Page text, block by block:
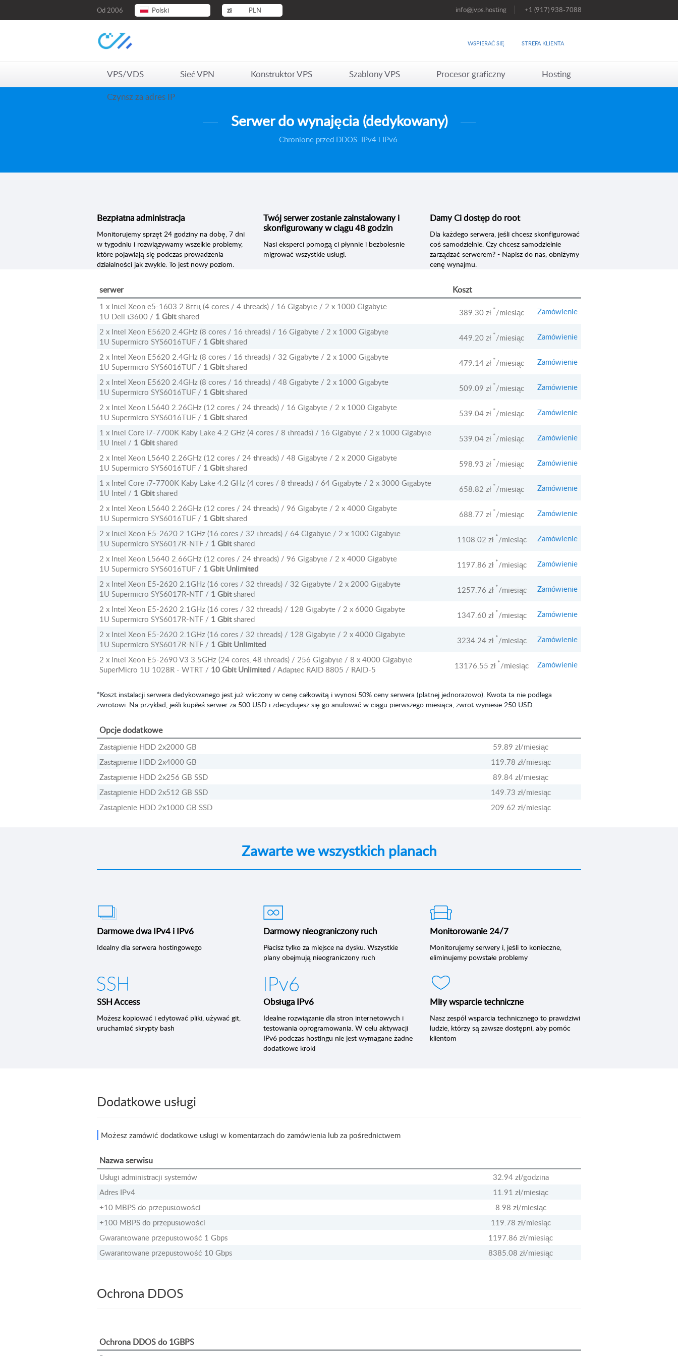
Od 2006 Polski zł PLN info@jvps.hosting +1 (917) 938-7088
WSPIERAĆ SIĘ STREFA KLIENTA
VPS/VDS Sieć VPN Konstruktor VPS Szablony VPS Procesor graficzny
Hosting
Czynsz za adres IP
Serwer do wynajęcia (dedykowany)
Chronione przed DDOS. IPv4 i IPv6.
Bezpłatna administracja
Monitorujemy sprzęt 24 godziny na dobę, 7 dni
w tygodniu i rozwiązywamy wszelkie problemy,
które pojawiają się podczas prowadzenia
działalności jak zwykle. To jest nowy poziom.
Twój serwer zostanie zainstalowany i
skonfigurowany w ciągu 48 godzin
Nasi eksperci pomogą ci płynnie i bezbolesnie
migrować wszystkie usługi.
Damy Ci dostęp do root
Dla każdego serwera, jeśli chcesz skonfigurować
coś samodzielnie. Czy chcesz samodzielnie
zarządzać serwerem? - Napisz do nas, obniżymy
cenę wynajmu.
serwer Koszt
1 x Intel Xeon e5-1603 2.8ггц (4 cores / 4 threads) / 16 Gigabyte / 2 x 1000 Gigabyte
1U Dell t3600 / 1 Gbitshared 389.30 zł */miesiąc
Zamówienie
2 x Intel Xeon E5620 2.4GHz (8 cores / 16 threads) / 16 Gigabyte / 2 x 1000 Gigabyte
1U Supermicro SYS6016TUF / 1 Gbitshared 449.20 zł */miesiąc
Zamówienie
2 x Intel Xeon E5620 2.4GHz (8 cores / 16 threads) / 32 Gigabyte / 2 x 1000 Gigabyte
1U Supermicro SYS6016TUF / 1 Gbitshared 479.14 zł */miesiąc
Zamówienie
2 x Intel Xeon E5620 2.4GHz (8 cores / 16 threads) / 48 Gigabyte / 2 x 1000 Gigabyte
1U Supermicro SYS6016TUF / 1 Gbitshared 509.09 zł */miesiąc
Zamówienie
2 x Intel Xeon L5640 2.26GHz (12 cores / 24 threads) / 16 Gigabyte / 2 x 1000 Gigabyte
1U Supermicro SYS6016TUF / 1 Gbitshared 539.04 zł */miesiąc
Zamówienie
1 x Intel Core i7-7700K Kaby Lake 4.2 GHz (4 cores / 8 threads) / 16 Gigabyte / 2 x 1000 Gigabyte
1U Intel / 1 Gbitshared 539.04 zł */miesiąc
Zamówienie
2 x Intel Xeon L5640 2.26GHz (12 cores / 24 threads) / 48 Gigabyte / 2 x 2000 Gigabyte
1U Supermicro SYS6016TUF / 1 Gbitshared 598.93 zł */miesiąc
Zamówienie
1 x Intel Core i7-7700K Kaby Lake 4.2 GHz (4 cores / 8 threads) / 64 Gigabyte / 2 x 3000 Gigabyte
1U Intel / 1 Gbitshared 658.82 zł */miesiąc
Zamówienie
2 x Intel Xeon L5640 2.26GHz (12 cores / 24 threads) / 96 Gigabyte / 2 x 4000 Gigabyte
1U Supermicro SYS6016TUF / 1 Gbitshared 688.77 zł */miesiąc
Zamówienie
2 x Intel Xeon E5-2620 2.1GHz (16 cores / 32 threads) / 64 Gigabyte / 2 x 1000 Gigabyte
1U Supermicro SYS6017R-NTF / 1 Gbitshared 1108.02 zł */miesiąc
Zamówienie
2 x Intel Xeon L5640 2.66GHz (12 cores / 24 threads) / 96 Gigabyte / 2 x 4000 Gigabyte
1U Supermicro SYS6016TUF / 1 Gbit Unlimited 1197.86 zł */miesiąc
Zamówienie
2 x Intel Xeon E5-2620 2.1GHz (16 cores / 32 threads) / 32 Gigabyte / 2 x 2000 Gigabyte
1U Supermicro SYS6017R-NTF / 1 Gbitshared 1257.76 zł */miesiąc
Zamówienie
2 x Intel Xeon E5-2620 2.1GHz (16 cores / 32 threads) / 128 Gigabyte / 2 x 6000 Gigabyte
1U Supermicro SYS6017R-NTF / 1 Gbitshared 1347.60 zł */miesiąc
Zamówienie
2 x Intel Xeon E5-2620 2.1GHz (16 cores / 32 threads) / 128 Gigabyte / 2 x 4000 Gigabyte
1U Supermicro SYS6017R-NTF / 1 Gbit Unlimited 3234.24 zł */miesiąc
Zamówienie
2 x Intel Xeon E5-2690 V3 3.5GHz (24 cores, 48 threads) / 256 Gigabyte / 8 x 4000 Gigabyte
SuperMicro 1U 1028R - WTRT / 10 Gbit Unlimited / Adaptec RAID 8805 / RAID-5 13176.55 zł */miesiąc Zamówienie
*Koszt instalacji serwera dedykowanego jest już wliczony w cenę całkowitą i wynosi 50% ceny serwera (płatnej jednorazowo). Kwota ta nie podlega
zwrotowi. Na przykład, jeśli kupiłeś serwer za 500 USD i zdecydujesz się go anulować w ciągu pierwszego miesiąca, zwrot wyniesie 250 USD.
Opcje dodatkowe
Zastąpienie HDD 2x2000 GB 59.89 zł/miesiąc
Zastąpienie HDD 2x4000 GB
119.78 zł/miesiąc
Zastąpienie HDD 2x256 GB SSD
89.84 zł/miesiąc
Zastąpienie HDD 2x512 GB SSD
149.73 zł/miesiąc
Zastąpienie HDD 2x1000 GB SSD
209.62 zł/miesiąc
Zawarte we wszystkich planach
Darmowe dwa IPv4 i IPv6
Idealny dla serwera hostingowego
Darmowy nieograniczony ruch
Płacisz tylko za miejsce na dysku. Wszystkie
plany obejmują nieograniczony ruch
Monitorowanie 24/7
Monitorujemy serwery i, jeśli to konieczne,
eliminujemy powstałe problemy
SSH Access
Możesz kopiować i edytować pliki, używać git,
uruchamiać skrypty bash
Obsługa IPv6
Idealne rozwiązanie dla stron internetowych i
testowania oprogramowania. W celu aktywacji
IPv6 podczas hostingu nie jest wymagane żadne
dodatkowe kroki
Miły wsparcie techniczne
Nasz zespół wsparcia technicznego to prawdziwi
ludzie, którzy są zawsze dostępni, aby pomóc
klientom
Dodatkowe usługi
Możesz zamówić dodatkowe usługi w komentarzach do zamówienia lub za pośrednictwem
Nazwa serwisu
Usługi administracji systemów 32.94 zł/godzina
Adres IPv4
11.91 zł/miesiąc
+10 MBPS do przepustowości
8.98 zł/miesiąc
+100 MBPS do przepustowości
119.78 zł/miesiąc
Gwarantowane przepustowość 1 Gbps
1197.86 zł/miesiąc
Gwarantowane przepustowość 10 Gbps
8385.08 zł/miesiąc
Ochrona DDOS
Ochrona DDOS do 1GBPS